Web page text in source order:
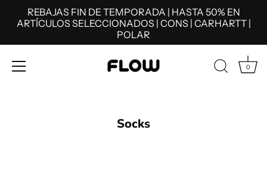
REBAJAS FIN DE TEMPORADA | HASTA 50% EN
ARTÍCULOS SELECCIONADOS | CONS | CARHARTT |
POLAR
0
Socks